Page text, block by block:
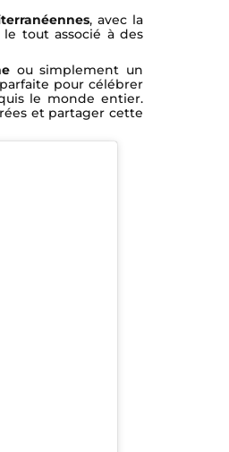
, avec la
tout associé à des
ou simplement un
pour célébrer
le monde entier.
et partager cette